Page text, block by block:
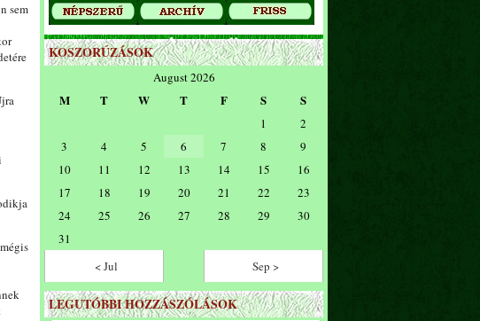
sem
KOSZORÚZÁSOK
August 2026
M T W T F S S
1
2
3
4 5 6 7 8
9
10
11 12 13 14 15
16
17
18 19 20 21 22
23
24
25 26 27 28 29
30
31
< Jul
Sep >
LEGUTÓBBI HOZZÁSZÓLÁSOK